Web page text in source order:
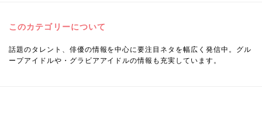
このカテゴリーについて
話題のタレント、俳優の情報を中心に要注目ネタを幅広く発信中。グル
ープアイドルや・グラビアアイドルの情報も充実しています。